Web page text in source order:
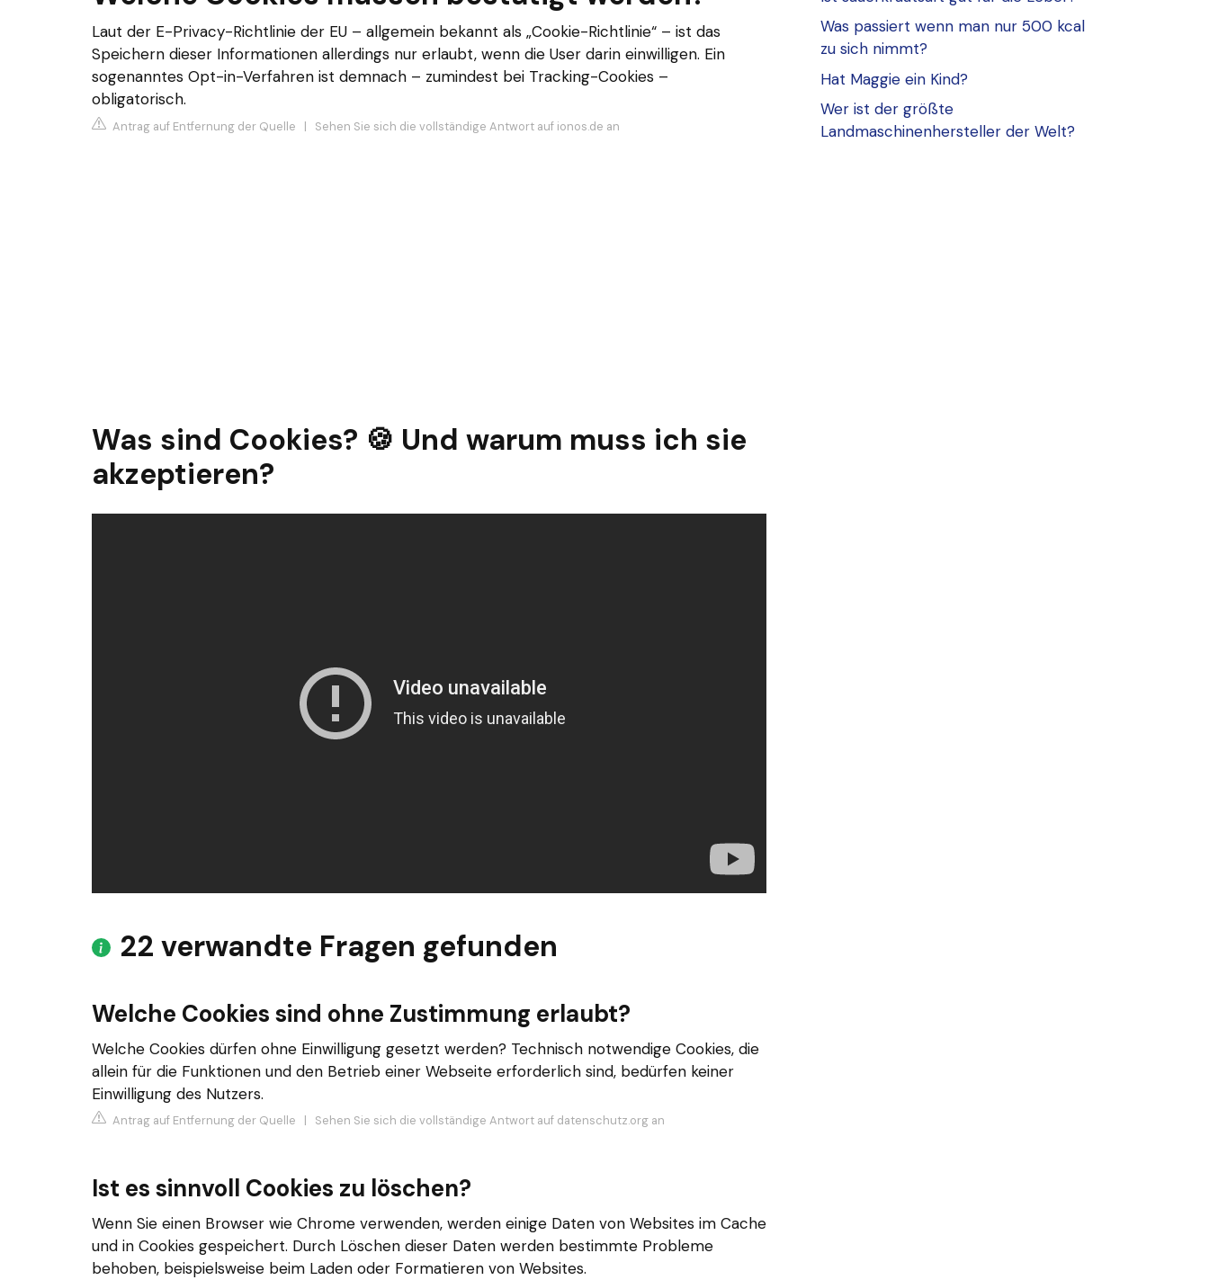
Laut der E-Privacy-Richtlinie der EU – allgemein bekannt als „Cookie-Richtlinie“ – ist das
Speichern dieser Informationen allerdings nur erlaubt, wenn die User darin einwilligen. Ein
sogenanntes Opt-in-Verfahren ist demnach – zumindest bei Tracking-Cookies –
obligatorisch.
Antrag auf Entfernung der Quelle | Sehen Sie sich die vollständige Antwort auf ionos.de an
Was sind Cookies? 🍪 Und warum muss ich sie
akzeptieren?
22 verwandte Fragen gefunden
Welche Cookies sind ohne Zustimmung erlaubt?
Welche Cookies dürfen ohne Einwilligung gesetzt werden? Technisch notwendige Cookies, die
allein für die Funktionen und den Betrieb einer Webseite erforderlich sind, bedürfen keiner
Einwilligung des Nutzers.
Antrag auf Entfernung der Quelle Sehen Sie sich die vollständige Antwort auf datenschutz.org an
Ist es sinnvoll Cookies zu löschen?
Wenn Sie einen Browser wie Chrome verwenden, werden einige Daten von Websites im Cache
und in Cookies gespeichert. Durch Löschen dieser Daten werden bestimmte Probleme
behoben, beispielsweise beim Laden oder Formatieren von Websites.
Was passiert wenn man nur 500 kcal
zu sich nimmt?
Hat Maggie ein Kind?
Wer ist der größte
Landmaschinenhersteller der Welt?